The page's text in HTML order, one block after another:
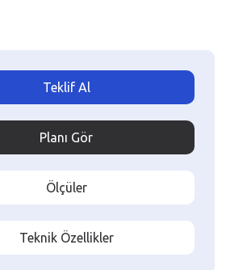
Teklif Al
Planı Gör
Ölçüler
Teknik Özellikler